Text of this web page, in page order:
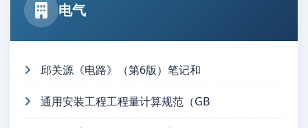
电气
邱关源《电路》（第6版）笔记和
通用安装工程工程量计算规范（GB